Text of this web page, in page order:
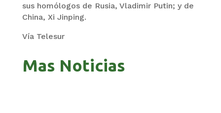
sus homólogos de Rusia, Vladimir Putin; y de
China, Xi Jinping.
Vía Telesur
Mas Noticias